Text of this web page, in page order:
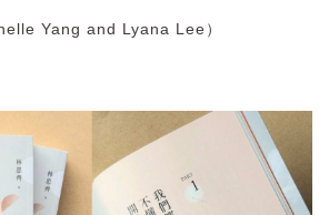
Yang and Lyana Lee）